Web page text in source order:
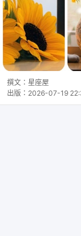
撰文： 星座屋
出版： 2026-07-19